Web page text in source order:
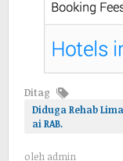
Ditag
Diduga Rehab
ai RAB.
oleh admin